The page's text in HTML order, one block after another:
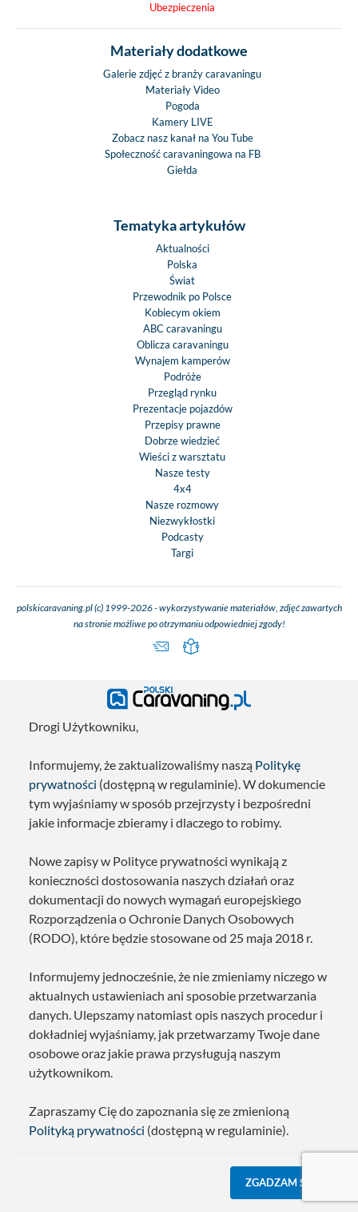
Ubezpieczenia
Materiały dodatkowe
Galerie zdjęć z branży caravaningu
Materiały Video
Pogoda
Kamery LIVE
Zobacz nasz kanał na You Tube
Społeczność caravaningowa na FB
Giełda
Tematyka artykułów
Aktualności
Polska
Świat
Przewodnik po Polsce
Kobiecym okiem
ABC caravaningu
Oblicza caravaningu
Wynajem kamperów
Podróże
Przegląd rynku
Prezentacje pojazdów
Przepisy prawne
Dobrze wiedzieć
Wieści z warsztatu
Nasze testy
4x4
Nasze rozmowy
Niezwykłostki
Podcasty
Targi
polskicaravaning.pl (c) 1999-2026 - wykorzystywanie materiałów, zdjęć zawartych
na stronie możliwe po otrzymaniu odpowiedniej zgody!
Drogi Użytkowniku,
Informujemy, że zaktualizowaliśmy naszą Politykę
prywatności (dostępną w regulaminie). W dokumencie
tym wyjaśniamy w sposób przejrzysty i bezpośredni
jakie informacje zbieramy i dlaczego to robimy.
Nowe zapisy w Polityce prywatności wynikają z
konieczności dostosowania naszych działań oraz
dokumentacji do nowych wymagań europejskiego
Rozporządzenia o Ochronie Danych Osobowych
(RODO), które będzie stosowane od 25 maja 2018 r.
Informujemy jednocześnie, że nie zmieniamy niczego w
aktualnych ustawieniach ani sposobie przetwarzania
danych. Ulepszamy natomiast opis naszych procedur i
dokładniej wyjaśniamy, jak przetwarzamy Twoje dane
osobowe oraz jakie prawa przysługują naszym
użytkownikom.
Zapraszamy Cię do zapoznania się ze zmienioną
Polityką prywatności (dostępną w regulaminie).
ZGADZAM SIĘ